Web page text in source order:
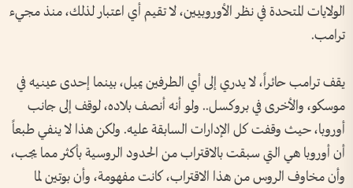
الولايات المتحدة في نظر الأوروبيين، لا تقيم أي اعتبار لذلك، منذ مجيء
ترامب.
يقف ترامب حائراً، لا يدري إلى أي الطرفين يميل، بينما إحدى عينيه في
موسكو، والأخرى في بروكسل.. ولو أنه أنصف بلاده، لوقف إلى جانب
أوروبا، حيث وقفت كل الإدارات السابقة عليه. ولكن هذا لا ينفي طبعاً
أن أوروبا هي التي سبقت بالاقتراب من الحدود الروسية بأكثر مما يجب،
وأن مخاوف الروس من هذا الاقتراب، كانت مفهومة، وأن بوتين لما